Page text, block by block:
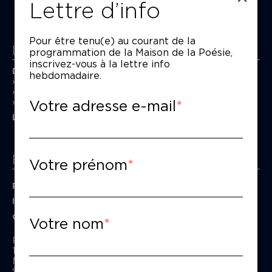
La Maison de la Poésie
Découvrir
En photos
Nos partenaires
L’équipe
Espace pro
Privatiser une salle
Informations techniques
Contact presse
Passage Moliėre
157, rue Saint-Martin - 75003 Paris
M° Rambuteau - RER Les Halles
Lettre d’info
Pour être tenu(e) au courant de la
programmation de la Maison de la Poésie,
inscrivez-vous à la lettre info
hebdomadaire.
Votre adresse e-mail
Votre prénom
Votre nom